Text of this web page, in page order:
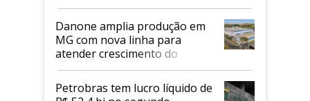
Danone amplia produção em
MG com nova linha para
atender crescimento do
mercado de alimentos
proteicos
Petrobras tem lucro líquido de